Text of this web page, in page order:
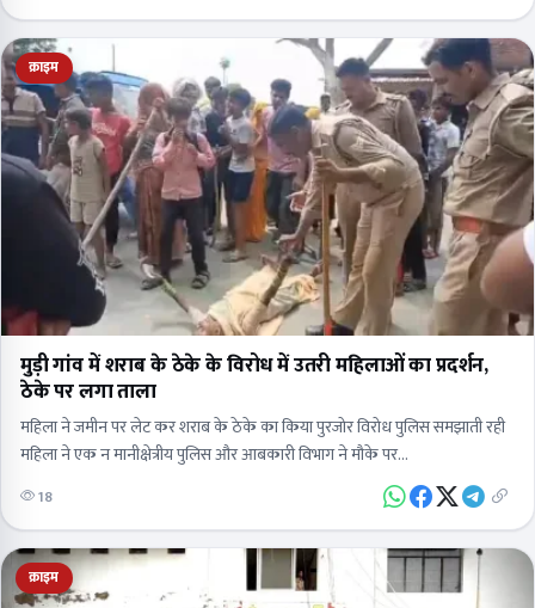
क्राइम
मुड़ी गांव में शराब के ठेके के विरोध में उतरी महिलाओं का प्रदर्शन,
ठेके पर लगा ताला
महिला ने जमीन पर लेट कर शराब के ठेके का किया पुरजोर विरोध पुलिस समझाती रही
महिला ने एक न मानीक्षेत्रीय पुलिस और आबकारी विभाग ने मौके पर…
18
क्राइम